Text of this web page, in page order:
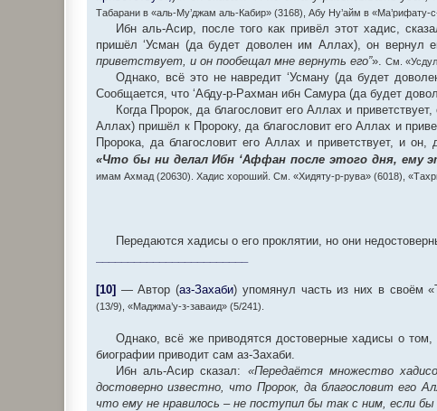
Табарани в «аль-Му’джам аль-Кабир» (3168), Абу Ну’айм в «Ма’рифату-
Ибн аль-Асир, после того как привёл этот хадис,
пришёл ‘Усман (да будет доволен им Аллах), он вернул
приветствует, и он пообещал мне вернуть его”». См.
Однако, всё это не навредит ‘Усману (да будет
Сообщается, что ‘Абду-р-Рахман ибн Самура (да будет
Когда Пророк, да благословит его Аллах и
Аллах) пришёл к Пророку, да благословит его Аллах и
Пророка, да благословит его Аллах и приветствует, и он,
«Что бы ни делал Ибн ‘Аффан после этого дня, ему
имам Ахмад (20630). Хадис хороший. См. «Хидяту-р-рува» (6018),
Передаются хадисы о его проклятии, но они
[10] — Автор (аз-Захаби) упомянул часть из них в своём
(13/9), «Маджма’у-з-заваид» (5/241).
Однако, всё же приводятся достоверные хадисы о
биографии приводит сам аз-Захаби.
Ибн аль-Асир сказал: «Передаётся множество
достоверно известно, что Пророк, да благословит его
что ему не нравилось – не поступил бы так с ним, если